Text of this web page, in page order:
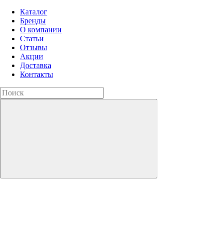
Каталог
Бренды
О компании
Статьи
Отзывы
Акции
Доставка
Контакты